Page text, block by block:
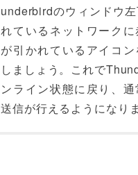
underbirdのウィンドウ
れているネットワーク
が引かれているアイコン
しましょう。これで
ンライン状態に戻り、
送信が行えるようになりま